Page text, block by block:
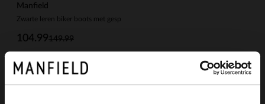
Manfield
Zwarte leren biker boots met gesp
149.99
104.99